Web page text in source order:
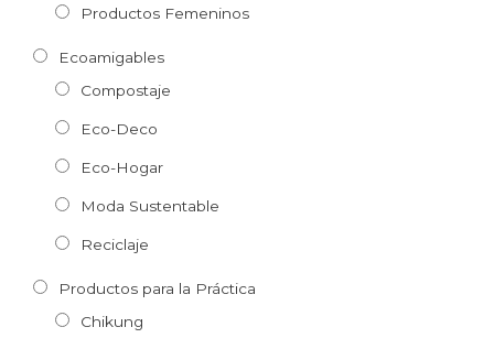
Productos Femeninos
Ecoamigables
Compostaje
Eco-Deco
Eco-Hogar
Moda Sustentable
Reciclaje
Productos para la Práctica
Chikung